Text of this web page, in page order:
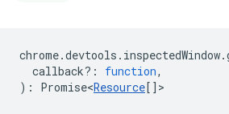
chrome.devtools . inspectedWindow.
callback? : function,
) : Promise<Resource[] >